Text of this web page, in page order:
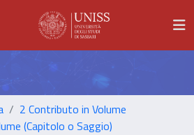
2 Contributo in Volume
(Capitolo o Saggio)